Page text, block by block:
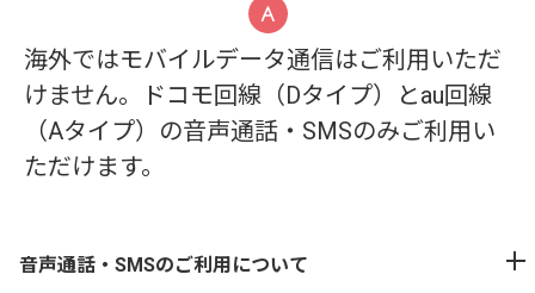
海外ではモバイルデータ通信はご利用いただ
けません。ドコモ回線（Dタイプ）とau回線
（Aタイプ）の音声通話・SMSのみご利用い
ただけます。
音声通話・SMSのご利用について